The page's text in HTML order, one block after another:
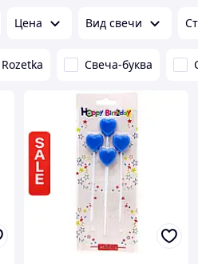
Цена Вид свечи
Свеча-буква